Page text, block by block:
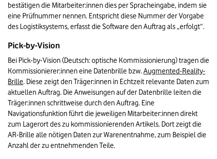
bestätigen die Mitarbeiter:innen dies per Spracheingabe, indem sie
eine Prüfnummer nennen. Entspricht diese Nummer der Vorgabe
des Logistiksystems, erfasst die Software den Auftrag als „erfolgt“.
Pick-by-Vision
Bei Pick-by-Vision (Deutsch: optische Kommissionierung) tragen die
Kommissionierer:innen eine Datenbrille bzw. Augmented-Reality-
Brille. Diese zeigt den Träger:innen in Echtzeit relevante Daten zum
aktuellen Auftrag. Die Anweisungen auf der Datenbrille leiten die
Träger:innen schrittweise durch den Auftrag. Eine
Navigationsfunktion führt die jeweiligen Mitarbeiter:innen direkt
zum Lagerort des zu kommissionierenden Artikels. Dort zeigt die
AR-Brille alle nötigen Daten zur Warenentnahme, zum Beispiel die
Anzahl der zu entnehmenden Teile.